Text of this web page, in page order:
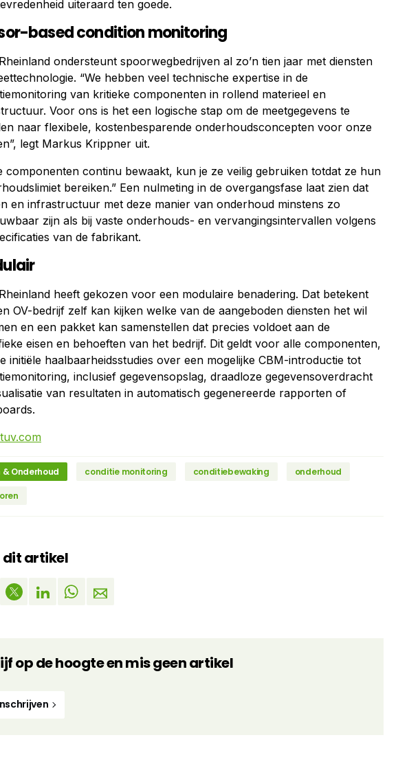
uiteraard ten goede.
based condition monitoring
ondersteunt spoorwegbedrijven al zo’n tien jaar met diensten
“We hebben veel technische expertise in de
van kritieke componenten in rollend materieel en
Voor ons is het een logische stap om de meetgegevens te
naar flexibele, kostenbesparende onderhoudsconcepten voor onze
legt Markus Krippner uit.
componenten continu bewaakt, kun je ze veilig gebruiken totdat ze hun
bereiken.” Een nulmeting in de overgangsfase laat zien dat
en infrastructuur met deze manier van onderhoud minstens zo
zijn als bij vaste onderhouds- en vervangingsintervallen volgens
van de fabrikant.
heeft gekozen voor een modulaire benadering. Dat betekent
OV-bedrijf zelf kan kijken welke van de aangeboden diensten het wil
en een pakket kan samenstellen dat precies voldoet aan de
eisen en behoeften van het bedrijf. Dit geldt voor alle componenten,
initiële haalbaarheidsstudies over een mogelijke CBM-introductie tot
inclusief gegevensopslag, draadloze gegevensoverdracht
van resultaten in automatisch gegenereerde rapporten of
& Onderhoud conditie monitoring conditiebewaking onderhoud
dit artikel
op de hoogte en mis geen artikel